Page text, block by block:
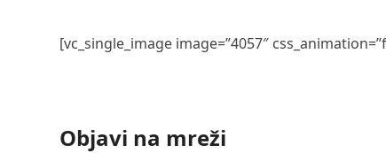
[vc_single_image image=”4057″
Objavi na mreži